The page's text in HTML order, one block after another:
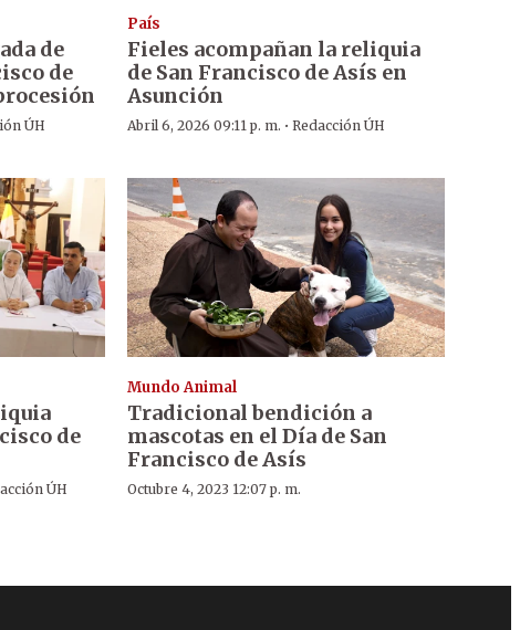
de
de
ÚH
País
Fieles acompañan la reliquia
de San Francisco de Asís en
Asunción
Abril 6, 2026 09:11 p. m. · Redacción ÚH
de
ÚH
Mundo Animal
Tradicional bendición a
mascotas en el Día de San
Francisco de Asís
Octubre 4, 2023 12:07 p. m.